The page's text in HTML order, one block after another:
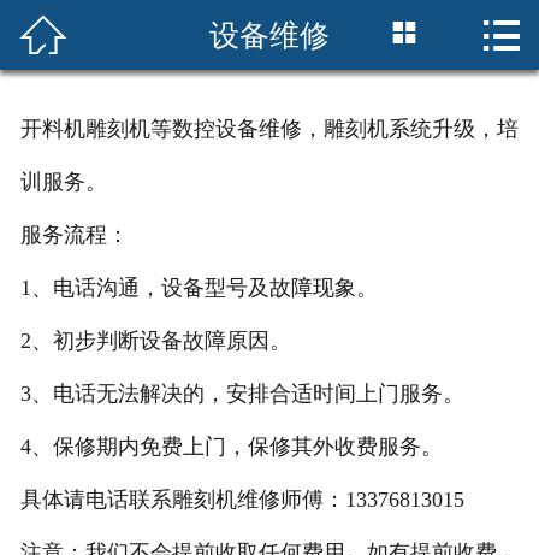
 首页
联系我们
 设备维修  
开料机雕刻机等数控设备维修，雕刻机系统升级，培
训服务。
服务流程：
1、电话沟通，设备型号及故障现象。
2、初步判断设备故障原因。
3、电话无法解决的，安排合适时间上门服务。
4、保修期内免费上门，保修其外收费服务。
具体请电话联系雕刻机维修师傅：13376813015